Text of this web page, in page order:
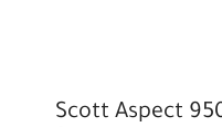
Scott Aspect